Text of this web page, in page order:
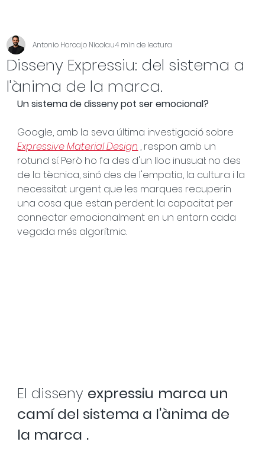
Disseny Expressiu: del sistema a
l'ànima de la marca.
Antonio Horcajo Nicolau4 min de lectura
Un sistema de disseny pot ser emocional?
Google, amb la seva última investigació sobre
Expressive Material Design , respon amb un
rotund sí. Però ho fa des d'un lloc inusual: no des
de la tècnica, sinó des de l'empatia, la cultura i la
necessitat urgent que les marques recuperin
una cosa que estan perdent: la capacitat per
connectar emocionalment en un entorn cada
vegada més algorítmic.
El disseny expressiu marca un
camí del sistema a l'ànima de
la marca .